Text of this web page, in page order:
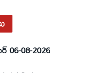
06-08-2026